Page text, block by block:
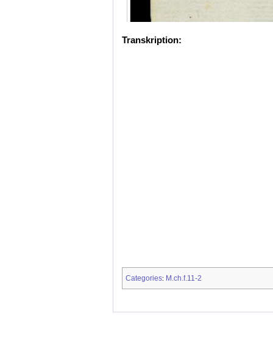
Transkription:
Categories: M.ch.f.11-2